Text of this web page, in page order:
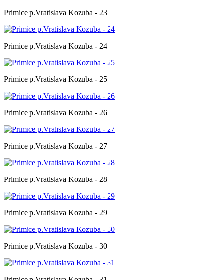
Primice p.Vratislava Kozuba - 23
Primice p.Vratislava Kozuba - 24
Primice p.Vratislava Kozuba - 25
Primice p.Vratislava Kozuba - 26
Primice p.Vratislava Kozuba - 27
Primice p.Vratislava Kozuba - 28
Primice p.Vratislava Kozuba - 29
Primice p.Vratislava Kozuba - 30